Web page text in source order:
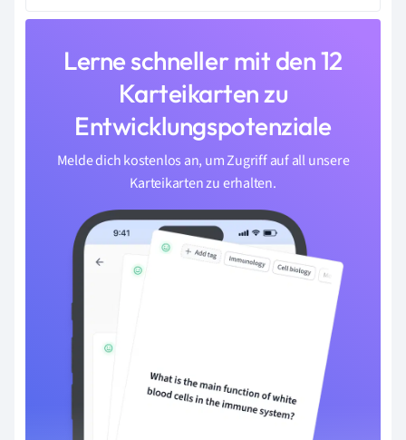
Lerne schneller mit den 12
Karteikarten zu
Entwicklungspotenziale
Melde dich kostenlos an, um Zugriff auf all unsere
Karteikarten zu erhalten.